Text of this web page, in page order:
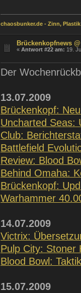
chaosbunker.de - Zinn,
Brückenkopfnews
«Antwort #22 am: 19.
Der
13.07.2009
Brückenkopf:
Uncharted Seas:
Club:
Battlefield
Review: Blood
Behind Omaha:
Brückenkopf:
Warhammer
14.07.2009
Victrix:
Pulp City: Stoner
Blood Bowl:
15.07.2009